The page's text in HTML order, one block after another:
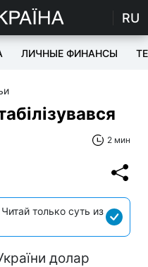
RU
ЛИЧНЫЕ ФИНАНСЫ
2 мин
только суть из
долар